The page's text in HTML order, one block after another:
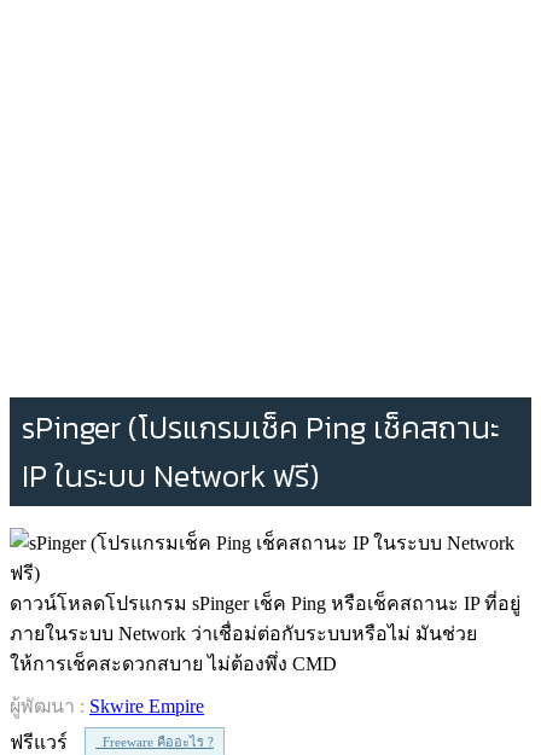
sPinger (โปรแกรมเช็ค Ping เช็คสถานะ
IP ในระบบ Network ฟรี)
ดาวน์โหลดโปรแกรม sPinger เช็ค Ping หรือเช็คสถานะ IP ที่อยู่
ภายในระบบ Network ว่าเชื่อม่ต่อกับระบบหรือไม่ มันช่วย
ให้การเช็คสะดวกสบาย ไม่ต้องพึ่ง CMD
ผู้พัฒนา : Skwire Empire
ฟรีแวร์
Freeware คืออะไร ?